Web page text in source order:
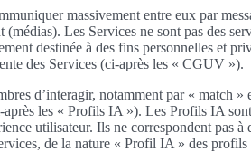
massivement entre eux par
Les Services ne sont pas des
destinée à des fins personnelles et
des Services (ci-après les « CGUV »).
d’interagir, notamment par « match »
les « Profils IA »). Les Profils IA
utilisateur. Ils ne correspondent pas
de la nature « Profil IA » des